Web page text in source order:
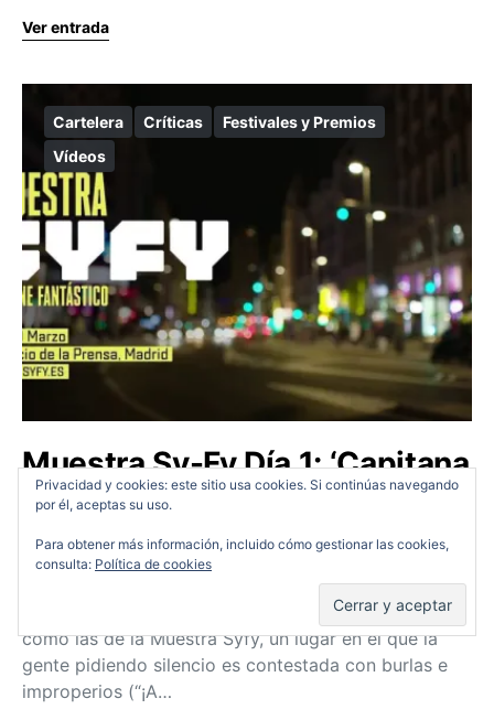
Ver entrada
Cartelera Críticas
Festivales y Premios
Vídeos
Muestra Sy-Fy Día 1: ‘Capitana
Marvel’, ‘Elizabeth Harvest’,
‘Upgrade’ y más…
RANDY MEEKS 11/03/2019
Nunca habéis estado en una proyección de cine
como las de la Muestra Syfy, un lugar en el que la
gente pidiendo silencio es contestada con burlas e
improperios (“¡A…
Privacidad y cookies: este sitio usa cookies. Si continúas navegando
por él, aceptas su uso.
Para obtener más información, incluido cómo gestionar las cookies,
consulta: Política de cookies